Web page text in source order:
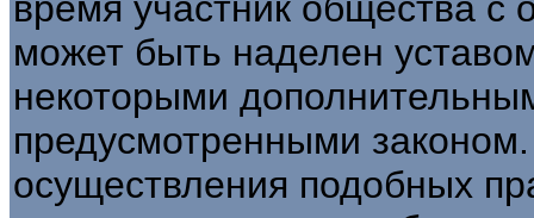
может быть наделен
некоторыми
предусмотренными
осуществления подобных